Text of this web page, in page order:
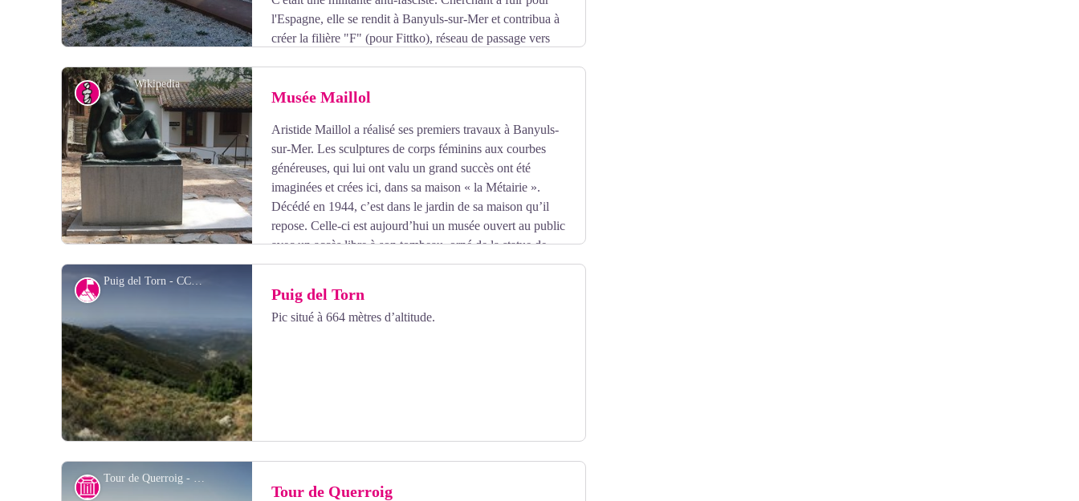
Voir l'image en plein écran
l'Espagne, elle se rendit à Banyuls-sur-Mer et contribua à
créer la filière "F" (pour Fittko), réseau de passage vers
personnes dont le philosophe Walter Benjamin qui arriva jusqu'à Port Bou. Malheureusement ce
dernier s'y suicida, un très beau mémorial lui est dédié à côté du cimetère de Port-Bou.
Wikipedia
Voir l'image en plein écran
Art Musée Maillol
Aristide Maillol a réalisé ses premiers travaux à Banyuls-
sur-Mer. Les sculptures de corps féminins aux courbes
généreuses, qui lui ont valu un grand succès ont été
imaginées et crées ici, dans sa maison « la Métairie ».
Décédé en 1944, c’est dans le jardin de sa maison qu’il
repose. Celle-ci est aujourd’hui un musée ouvert au public
avec un accès libre à son tombeau, orné de la statue de
l’artiste « La Méditerranée ».
Puig del Torn - CCACVI
Sommet Puig del Torn
Pic situé à 664 mètres d’altitude.
Tour de Querroig - François-Xavier Hallé
Histoire Tour de Querroig